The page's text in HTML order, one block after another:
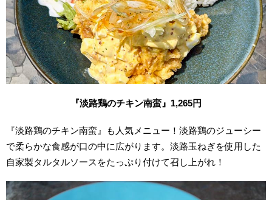
『淡路鶏のチキン南蛮』1,265円
『淡路鶏のチキン南蛮』も人気メニュー！淡路鶏のジューシー
で柔らかな食感が口の中に広がります。淡路玉ねぎを使用した
自家製タルタルソースをたっぷり付けて召し上がれ！